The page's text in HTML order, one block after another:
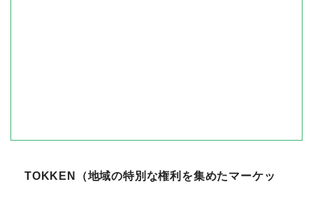
TOKKEN（地域の特別な権利を集めたマーケッ